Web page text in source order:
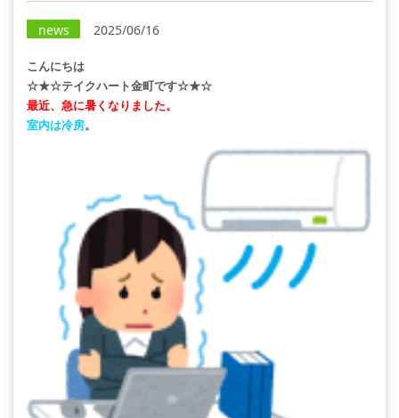
news 2025/06/16
こんにちは
☆★☆テイクハート金町です☆★☆
最近、急に暑くなりました。
室内は冷房。